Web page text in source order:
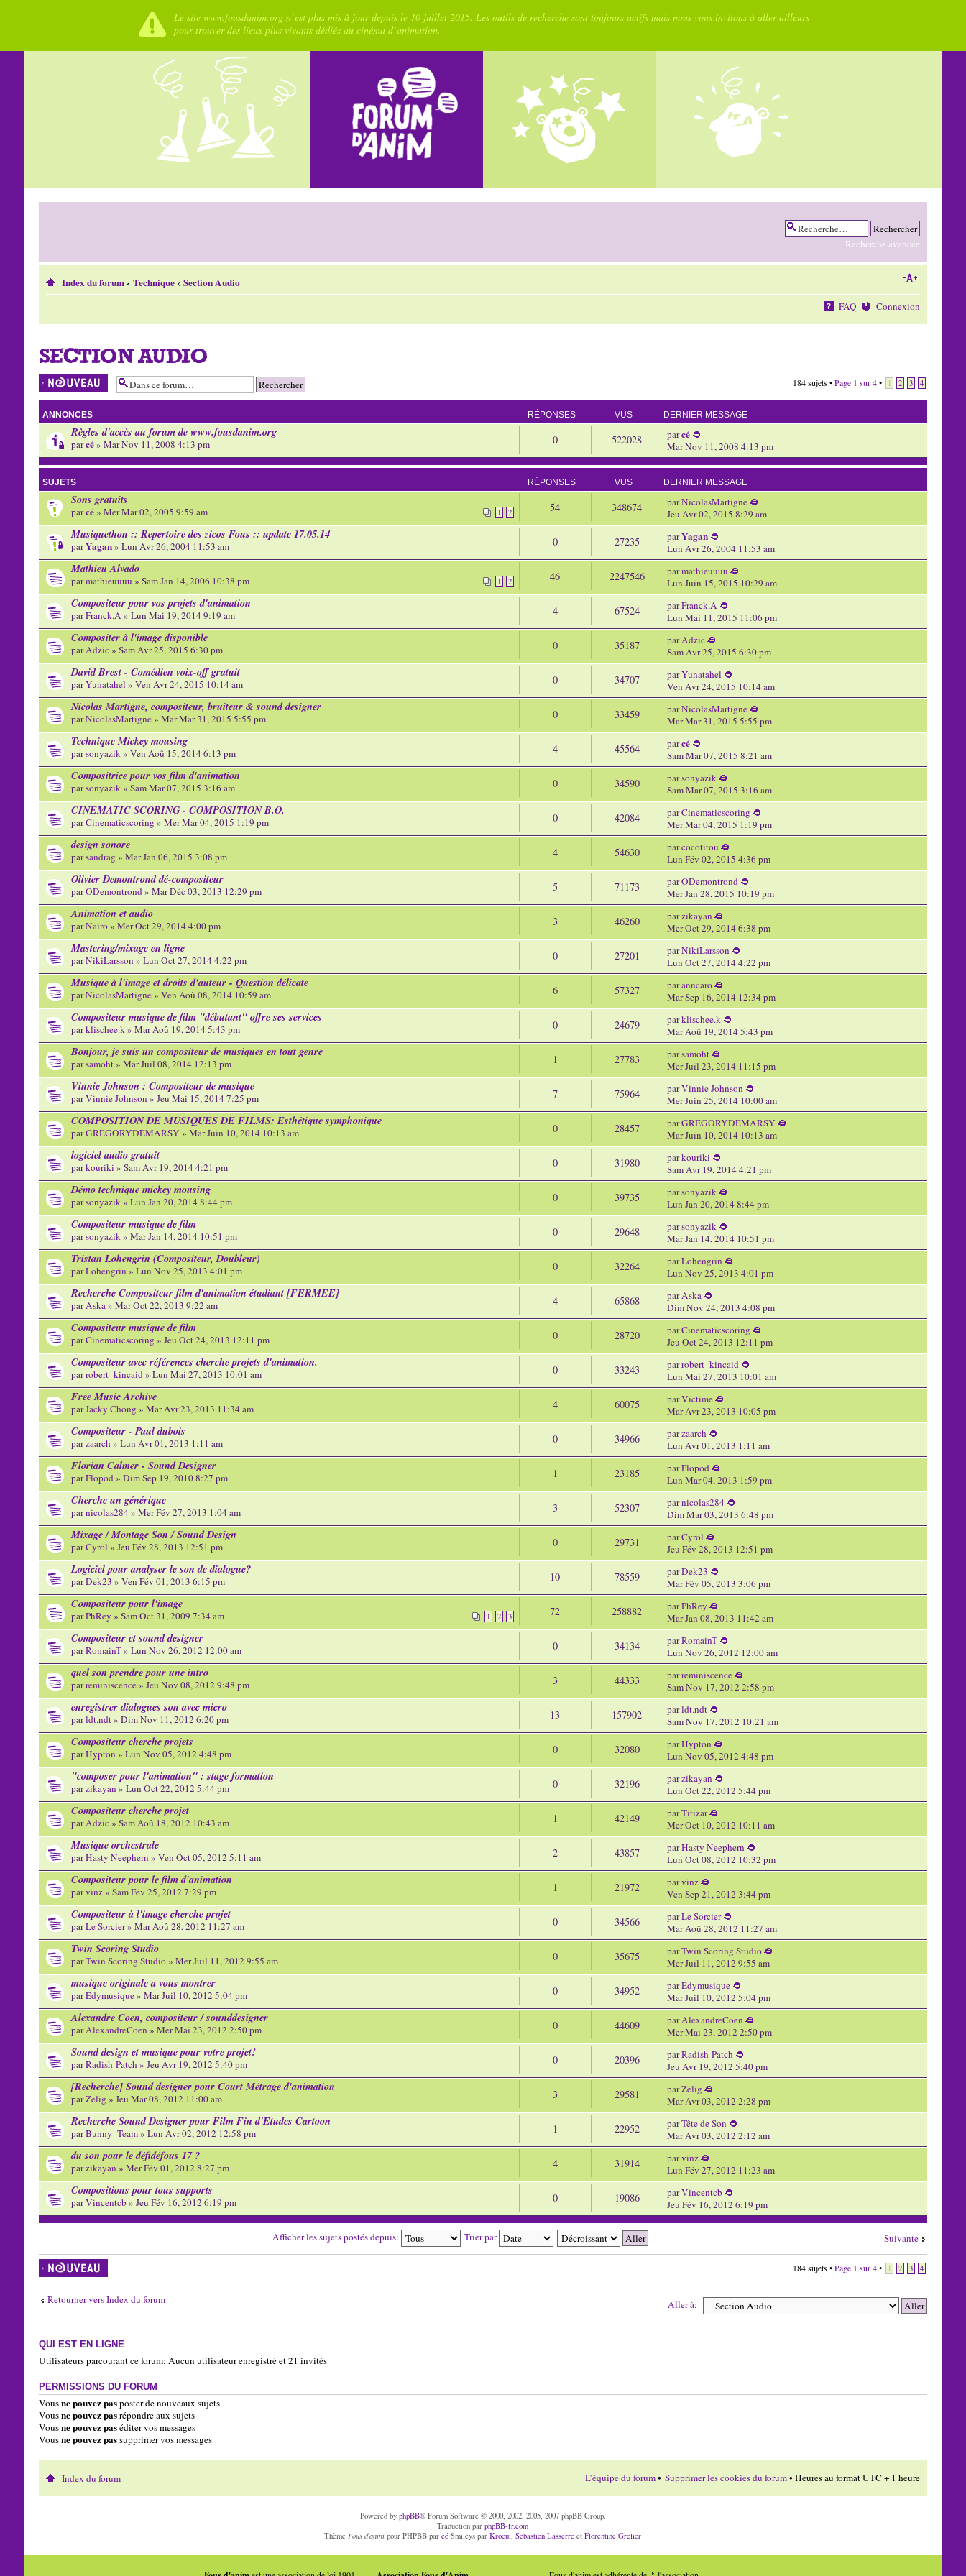
Le site www.fousdanim.org n’est plus mis à jour depuis le 10 juillet 2015. Les outils de recherche sont toujours actifs mais nous vous invitons à allerailleurs
pour trouver des lieux plus vivants dédiés au cinéma d’animation.
Recherche avancée
Index du forum‹ Technique‹ Section Audio
FAQ Connexion
SECTION AUDIO
Écrire un nouveau
sujet
184 sujets •Page 1 sur4• 1 2 3 4
ANNONCES RÉPONSES VUS DERNIER MESSAGE
Règles d'accès au forum de www.fousdanim.org
parcé» Mar Nov 11, 2008 4:13 pm 0 522028 parcé
Mar Nov 11, 2008 4:13 pm
SUJETS RÉPONSES VUS DERNIER MESSAGE
Sons gratuits
1 2
parcé» Mer Mar 02, 2005 9:59 am 54 348674 parNicolasMartigne
Jeu Avr 02, 2015 8:29 am
Musiquethon :: Repertoire des zicos Fous :: update 17.05.14
parYagan» Lun Avr 26, 2004 11:53 am 0 27235 parYagan
Lun Avr 26, 2004 11:53 am
Mathieu Alvado
1 2
parmathieuuuu » Sam Jan 14, 2006 10:38 pm 46 2247546 parmathieuuuu
Lun Juin 15, 2015 10:29 am
Compositeur pour vos projets d'animation
parFranck.A » Lun Mai 19, 2014 9:19 am 4 67524 parFranck.A
Lun Mai 11, 2015 11:06 pm
Compositer à l'image disponible
parAdzic» Sam Avr 25, 2015 6:30 pm 0 35187 parAdzic
Sam Avr 25, 2015 6:30 pm
David Brest - Comédien voix-off gratuit
parYunatahel » Ven Avr 24, 2015 10:14 am 0 34707 parYunatahel
Ven Avr 24, 2015 10:14 am
Nicolas Martigne, compositeur, bruiteur & sound designer
parNicolasMartigne» Mar Mar 31, 2015 5:55 pm 0 33459 parNicolasMartigne
Mar Mar 31, 2015 5:55 pm
Technique Mickey mousing
parsonyazik» Ven Aoû 15, 2014 6:13 pm 4 45564 parcé
Sam Mar 07, 2015 8:21 am
Compositrice pour vos film d'animation
parsonyazik» Sam Mar 07, 2015 3:16 am 0 34590 parsonyazik
Sam Mar 07, 2015 3:16 am
CINEMATIC SCORING - COMPOSITION B.O.
parCinematicscoring » Mer Mar 04, 2015 1:19 pm 0 42084 parCinematicscoring
Mer Mar 04, 2015 1:19 pm
design sonore
parsandrag » Mar Jan 06, 2015 3:08 pm 4 54630 parcocotitou
Lun Fév 02, 2015 4:36 pm
Olivier Demontrond dé-compositeur
parODemontrond» Mar Déc 03, 2013 12:29 pm 5 71173 parODemontrond
Mer Jan 28, 2015 10:19 pm
Animation et audio
parNaïro» Mer Oct 29, 2014 4:00 pm 3 46260 parzikayan
Mer Oct 29, 2014 6:38 pm
Mastering/mixage en ligne
parNikiLarsson » Lun Oct 27, 2014 4:22 pm 0 27201 parNikiLarsson
Lun Oct 27, 2014 4:22 pm
Musique à l'image et droits d'auteur - Question délicate
parNicolasMartigne» Ven Aoû 08, 2014 10:59 am 6 57327 paranncaro
Mar Sep 16, 2014 12:34 pm
Compositeur musique de film "débutant" offre ses services
parklischee.k» Mar Aoû 19, 2014 5:43 pm 0 24679 parklischee.k
Mar Aoû 19, 2014 5:43 pm
Bonjour, je suis un compositeur de musiques en tout genre
parsamoht» Mar Juil 08, 2014 12:13 pm 1 27783 parsamoht
Mer Juil 23, 2014 11:15 pm
Vinnie Johnson : Compositeur de musique
parVinnie Johnson » Jeu Mai 15, 2014 7:25 pm 7 75964 parVinnie Johnson
Mer Juin 25, 2014 10:00 am
COMPOSITION DE MUSIQUES DE FILMS: Esthétique symphonique
parGREGORYDEMARSY » Mar Juin 10, 2014 10:13 am 0 28457 parGREGORYDEMARSY
Mar Juin 10, 2014 10:13 am
logiciel audio gratuit
parkouriki » Sam Avr 19, 2014 4:21 pm 0 31980 parkouriki
Sam Avr 19, 2014 4:21 pm
Démo technique mickey mousing
parsonyazik» Lun Jan 20, 2014 8:44 pm 0 39735 parsonyazik
Lun Jan 20, 2014 8:44 pm
Compositeur musique de film
parsonyazik» Mar Jan 14, 2014 10:51 pm 0 29648 parsonyazik
Mar Jan 14, 2014 10:51 pm
Tristan Lohengrin (Compositeur, Doubleur)
parLohengrin » Lun Nov 25, 2013 4:01 pm 0 32264 parLohengrin
Lun Nov 25, 2013 4:01 pm
Recherche Compositeur film d'animation étudiant [FERMEE]
parAska» Mar Oct 22, 2013 9:22 am 4 65868 parAska
Dim Nov 24, 2013 4:08 pm
Compositeur musique de film
parCinematicscoring » Jeu Oct 24, 2013 12:11 pm 0 28720 parCinematicscoring
Jeu Oct 24, 2013 12:11 pm
Compositeur avec références cherche projets d'animation.
parrobert_kincaid» Lun Mai 27, 2013 10:01 am 0 33243 parrobert_kincaid
Lun Mai 27, 2013 10:01 am
Free Music Archive
parJacky Chong » Mar Avr 23, 2013 11:34 am 4 60075 parVictime
Mar Avr 23, 2013 10:05 pm
Compositeur - Paul dubois
parzaarch» Lun Avr 01, 2013 1:11 am 0 34966 parzaarch
Lun Avr 01, 2013 1:11 am
Florian Calmer - Sound Designer
parFlopod» Dim Sep 19, 2010 8:27 pm 1 23185 parFlopod
Lun Mar 04, 2013 1:59 pm
Cherche un générique
parnicolas284» Mer Fév 27, 2013 1:04 am 3 52307 parnicolas284
Dim Mar 03, 2013 6:48 pm
Mixage / Montage Son / Sound Design
parCyrol » Jeu Fév 28, 2013 12:51 pm 0 29731 parCyrol
Jeu Fév 28, 2013 12:51 pm
Logiciel pour analyser le son de dialogue?
parDek23 » Ven Fév 01, 2013 6:15 pm 10 78559 parDek23
Mar Fév 05, 2013 3:06 pm
Compositeur pour l'image
1 2 3
parPhRey » Sam Oct 31, 2009 7:34 am 72 258882 parPhRey
Mar Jan 08, 2013 11:42 am
Compositeur et sound designer
parRomainT» Lun Nov 26, 2012 12:00 am 0 34134 parRomainT
Lun Nov 26, 2012 12:00 am
quel son prendre pour une intro
parreminiscence» Jeu Nov 08, 2012 9:48 pm 3 44333 parreminiscence
Sam Nov 17, 2012 2:58 pm
enregistrer dialogues son avec micro
parldt.ndt» Dim Nov 11, 2012 6:20 pm 13 157902 parldt.ndt
Sam Nov 17, 2012 10:21 am
Compositeur cherche projets
parHypton » Lun Nov 05, 2012 4:48 pm 0 32080 parHypton
Lun Nov 05, 2012 4:48 pm
"composer pour l'animation" : stage formation
parzikayan » Lun Oct 22, 2012 5:44 pm 0 32196 parzikayan
Lun Oct 22, 2012 5:44 pm
Compositeur cherche projet
parAdzic» Sam Aoû 18, 2012 10:43 am 1 42149 parTitizar
Mer Oct 10, 2012 10:11 am
Musique orchestrale
parHasty Neephern » Ven Oct 05, 2012 5:11 am 2 43857 parHasty Neephern
Lun Oct 08, 2012 10:32 pm
Compositeur pour le film d'animation
parvinz» Sam Fév 25, 2012 7:29 pm 1 21972 parvinz
Ven Sep 21, 2012 3:44 pm
Compositeur à l'image cherche projet
parLe Sorcier» Mar Aoû 28, 2012 11:27 am 0 34566 parLe Sorcier
Mar Aoû 28, 2012 11:27 am
Twin Scoring Studio
parTwin Scoring Studio» Mer Juil 11, 2012 9:55 am 0 35675 parTwin Scoring Studio
Mer Juil 11, 2012 9:55 am
musique originale a vous montrer
parEdymusique» Mar Juil 10, 2012 5:04 pm 0 34952 parEdymusique
Mar Juil 10, 2012 5:04 pm
Alexandre Coen, compositeur / sounddesigner
parAlexandreCoen » Mer Mai 23, 2012 2:50 pm 0 44609 parAlexandreCoen
Mer Mai 23, 2012 2:50 pm
Sound design et musique pour votre projet!
parRadish-Patch» Jeu Avr 19, 2012 5:40 pm 0 20396 parRadish-Patch
Jeu Avr 19, 2012 5:40 pm
[Recherche] Sound designer pour Court Métrage d'animation
parZelig » Jeu Mar 08, 2012 11:00 am 3 29581 parZelig
Mar Avr 03, 2012 2:28 pm
Recherche Sound Designer pour Film Fin d'Etudes Cartoon
parBunny_Team» Lun Avr 02, 2012 12:58 pm 1 22952 parTête de Son
Mar Avr 03, 2012 2:12 am
du son pour le défidéfous 17 ?
parzikayan » Mer Fév 01, 2012 8:27 pm 4 31914 parvinz
Lun Fév 27, 2012 11:23 am
Compositions pour tous supports
parVincentcb » Jeu Fév 16, 2012 6:19 pm 0 19086 parVincentcb
Jeu Fév 16, 2012 6:19 pm
Suivante
Afficher les sujets postés depuis: Trier par
Écrire un nouveau
sujet
184 sujets •Page 1 sur4• 1 2 3 4
Retourner vers Index du forum Aller à:
QUI EST EN LIGNE
Utilisateurs parcourant ce forum: Aucun utilisateur enregistré et 21 invités
PERMISSIONS DU FORUM
Vousne pouvez pasposter de nouveaux sujets
Vousne pouvez pasrépondre aux sujets
Vousne pouvez paséditer vos messages
Vousne pouvez passupprimer vos messages
Index du forum L’équipe du forum• Supprimer les cookies du forum• Heures au format UTC + 1 heure
Powered by phpBB® Forum Software © 2000, 2002, 2005, 2007 phpBB Group.
Traduction parphpBB-fr.com
Thème Fous d'anim pour PHPBB parcé Smileys parKrocui ,Sebastien Lasserre etFlorentine Grelier